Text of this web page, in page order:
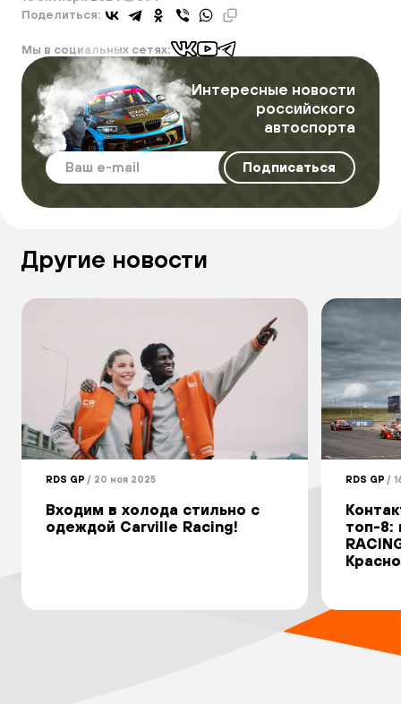
Поделиться:
Мы в социальных сетях:
Интересные новости
российского
автоспорта
Другие новости
RDS GP / 20 ноя 2025
Входим в холода стильно с
одеждой Carville Racing!
RDS GP/
топ-8: